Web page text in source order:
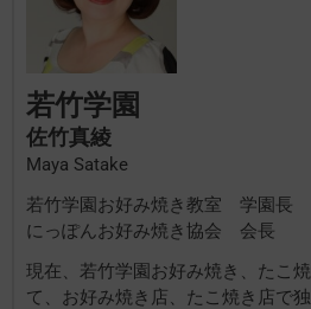
若竹学園
佐竹真綾
Maya Satake
若竹学園お好み焼き教室 学園長
にっぽんお好み焼き協会 会長
現在、若竹学園お好み焼き、たこ
て、お好み焼き店、たこ焼き店で